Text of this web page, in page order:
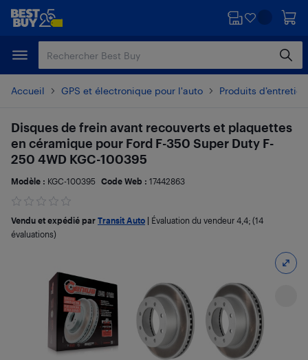
Passer
principal
Passer
Accueil GPS et électronique pour l'auto Produits
Disques de frein avant recouverts et plaquettes
en céramique pour Ford F-350 Super Duty F-
250 4WD KGC-100395
Modèle : KGC-100395 Code Web : 17442863
Vendu et expédié par Transit Auto Évaluation du vendeur 4,4; (14
évaluations)